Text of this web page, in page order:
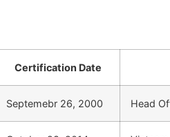
Certification Date
Septemebr 26, 2000 Head